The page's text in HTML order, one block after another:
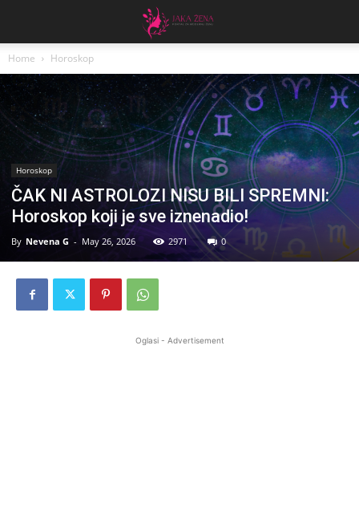
Home Horoskop
Horoskop
ČAK NI ASTROLOZI NISU BILI SPREMNI:
Horoskop koji je sve iznenadio!
By Nevena G - May 26, 2026 2971 0
Oglasi - Advertisement